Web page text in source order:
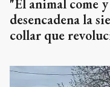
"El animal come
desencadena la
collar que